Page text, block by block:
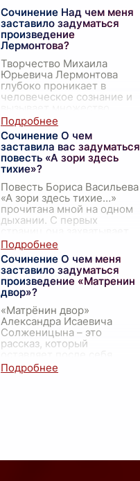
Сочинение Над чем меня
заставило задуматься
произведение
Лермонтова?
Творчество Михаила
Юрьевича Лермонтова
глубоко проникает в
человеческое сознание и
размышлений. Читая его
произведения, трудно
остаться безучастным к
сложным мор...
Сочинение О чем
заставила вас задуматься
повесть «А зори здесь
тихие»?
Повесть Бориса Васильева
«А зори здесь тихие…»
прочитана мной на одном
дыхании. С первых
своей простотой и в то же
время трагичностью. Это
произведение о во...
Сочинение О чем меня
заставило задуматься
произведение «Матренин
двор»?
«Матрёнин двор»
Александра Исаевича
Солженицына – это
рассказ, который
долгое эхо в душе.
Прочитав его, я долго